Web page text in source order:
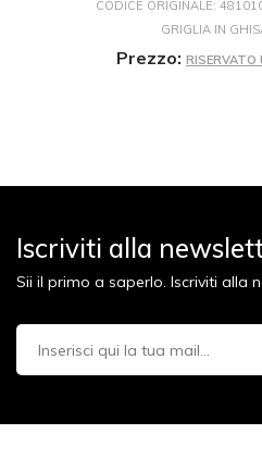
CODICE ORIGINALE:
GRIGLIA IN
Prezzo:
Iscriviti alla
Sii il primo a saperlo. Iscriviti alla